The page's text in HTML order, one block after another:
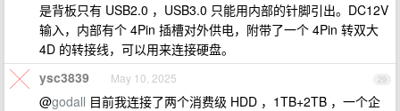
是背板只有 USB2.0 ，USB3.0 只能用内部的针脚引出。DC12V
输入，内部有个 4Pin 插槽对外供电，附带了一个 4Pin 转双大
4D 的转接线，可以用来连接硬盘。
29
ysc3839 May 10, 2025
@godall 目前我连接了两个消费级 HDD ，1TB+2TB ，一个企